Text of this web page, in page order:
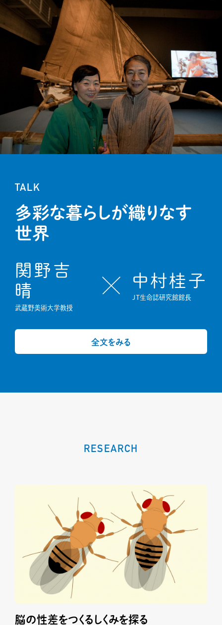
TALK
多彩な暮らしが織りなす
世界
関野吉
晴
武蔵野美術大学教授
中村桂子
JT生命誌研究館館長
全文をみる
RESEARCH
脳の性差をつくるしくみを探る